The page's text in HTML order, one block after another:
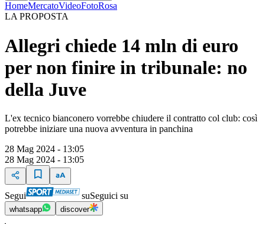
HomeMercatoVideoFotoRosa
LA PROPOSTA
Allegri chiede 14 mln di euro
per non finire in tribunale: no
della Juve
L'ex tecnico bianconero vorrebbe chiudere il contratto col club: così
potrebbe iniziare una nuova avventura in panchina
28 Mag 2024 - 13:05
28 Mag 2024 - 13:05
Segui suSeguici su
whatsapp discover